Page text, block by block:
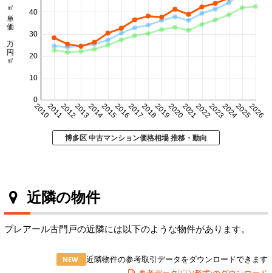
20102011201220132014201520162017201820192020202120222023202420252026
0
10
20
30
40
㎡単価 万円/㎡
博多区 中古マンション価格相場 推移・動向
近隣の物件
プレアール古門戸の近隣には以下のような物件があります。
NEW
近隣物件の参考取引データをダウンロードできます